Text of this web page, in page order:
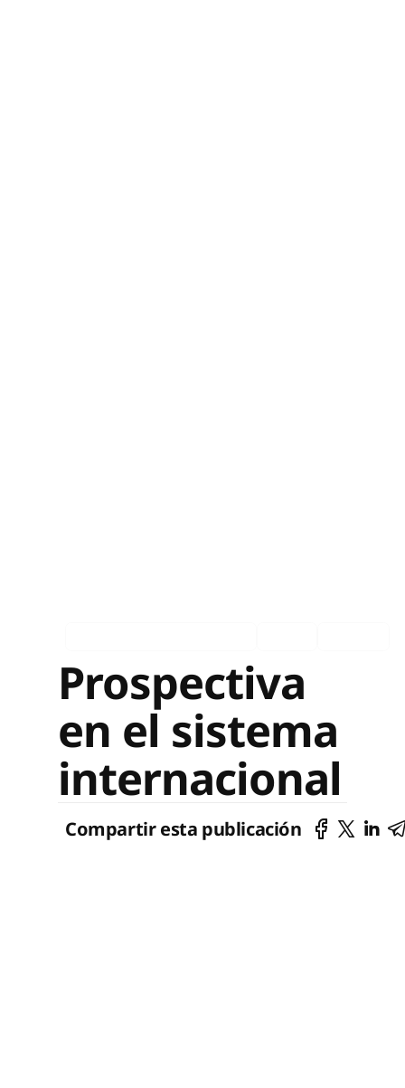
Prospectiva
en el sistema
internacional
Compartir esta publicación